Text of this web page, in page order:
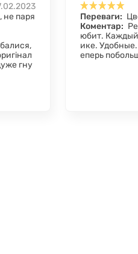
не паря
гну
Переваги:
Коментар:
юбит. Каждый
ике.
еперь